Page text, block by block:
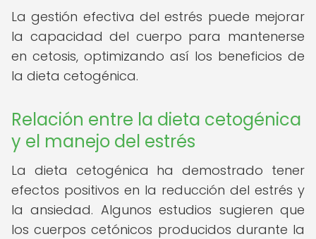
La gestión efectiva del estrés puede mejorar
la capacidad del cuerpo para mantenerse
en cetosis, optimizando así los beneficios de
la dieta cetogénica.
Relación entre la dieta cetogénica
y el manejo del estrés
La dieta cetogénica ha demostrado tener
efectos positivos en la reducción del estrés y
la ansiedad. Algunos estudios sugieren que
los cuerpos cetónicos producidos durante la